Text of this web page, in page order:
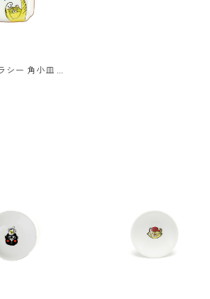
シー 角小皿 と